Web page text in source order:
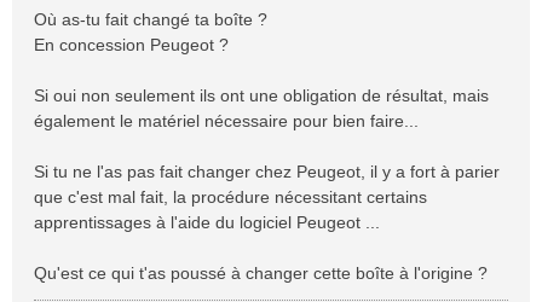
Où as-tu fait changé ta boîte ?
En concession Peugeot ?
Si oui non seulement ils ont une obligation de résultat, mais
également le matériel nécessaire pour bien faire...
Si tu ne l'as pas fait changer chez Peugeot, il y a fort à parier
que c'est mal fait, la procédure nécessitant certains
apprentissages à l'aide du logiciel Peugeot ...
Qu'est ce qui t'as poussé à changer cette boîte à l'origine ?